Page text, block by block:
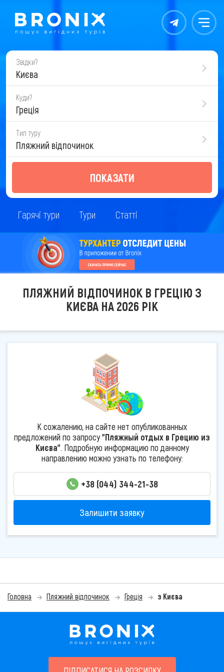
Контакты Меню
Звідки?
Києва
Куди?
Греція
Тип туру
Пляжний відпочинок
ПОКАЗАТИ
Гарячі тури Тури Статті
ПЛЯЖНИЙ ВІДПОЧИНОК В ГРЕЦІЮ З
КИЄВА НА 2026 РІК
К сожалению, на сайте нет опубликованных
предложений по запросу"Пляжный отдых в Грецию из
Києва". Подробную информацию по данному
направлению можно узнать по телефону:
+38 (044) 344-21-38
Залишити заявку
Головна Пляжний відпочинок Греція з Києва